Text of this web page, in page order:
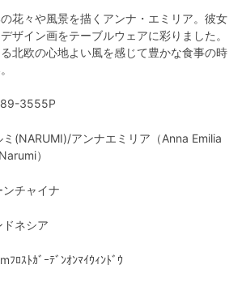
3555P
ミ(NARUMI)/アンナエミリア（Anna Emilia
）
ンチャイナ
ドネシア
ﾌﾛｽﾄｶﾞｰﾃﾞﾝｵﾝﾏｲｳｨﾝﾄﾞｳ
花々や風景を描くアンナ・エミリア。彼女
ザイン画をテーブルウェアに彩りました。
北欧の心地よい風を感じて豊かな食事の時